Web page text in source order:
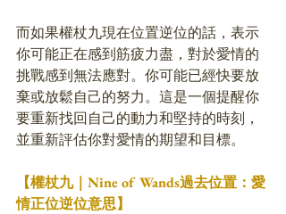
而如果權杖九現在位置逆位的話，表示
你可能正在感到筋疲力盡，對於愛情的
挑戰感到無法應對。你可能已經快要放
棄或放鬆自己的努力。這是一個提醒你
要重新找回自己的動力和堅持的時刻，
並重新評估你對愛情的期望和目標。
【權杖九｜Nine of Wands過去位置：愛
情正位逆位意思】